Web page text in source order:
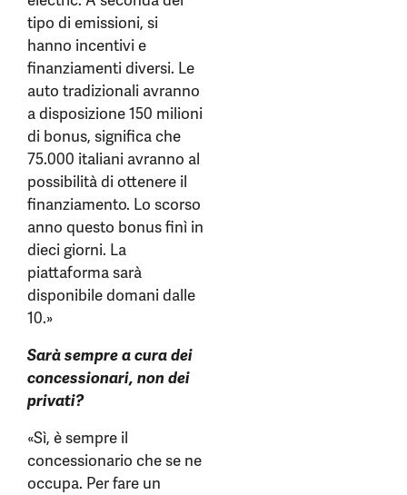
tipo di emissioni, si
hanno incentivi e
finanziamenti diversi. Le
auto tradizionali avranno
a disposizione 150 milioni
di bonus, significa che
75.000 italiani avranno al
possibilità di ottenere il
finanziamento. Lo scorso
anno questo bonus finì in
dieci giorni. La
piattaforma sarà
disponibile domani dalle
10.»
Sarà sempre a cura dei
concessionari, non dei
privati?
«Sì, è sempre il
concessionario che se ne
occupa. Per fare un